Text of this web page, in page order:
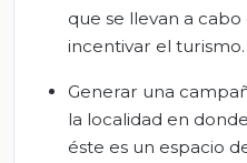
que se llevan a
incentivar el turismo.
Generar una
la localidad en
éste es un espacio